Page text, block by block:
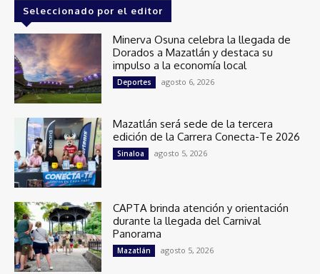
Seleccionado por el editor
Minerva Osuna celebra la llegada de
Dorados a Mazatlán y destaca su
impulso a la economía local
Deportes agosto 6, 2026
Mazatlán será sede de la tercera
edición de la Carrera Conecta-Te 2026
Sinaloa agosto 5, 2026
CAPTA brinda atención y orientación
durante la llegada del Carnival
Panorama
Mazatlán agosto 5, 2026